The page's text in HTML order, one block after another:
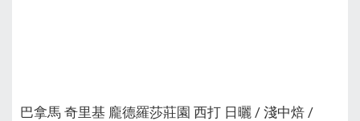
巴拿馬 奇里基 龐德羅莎莊園 西打 日曬 / 淺中焙 /